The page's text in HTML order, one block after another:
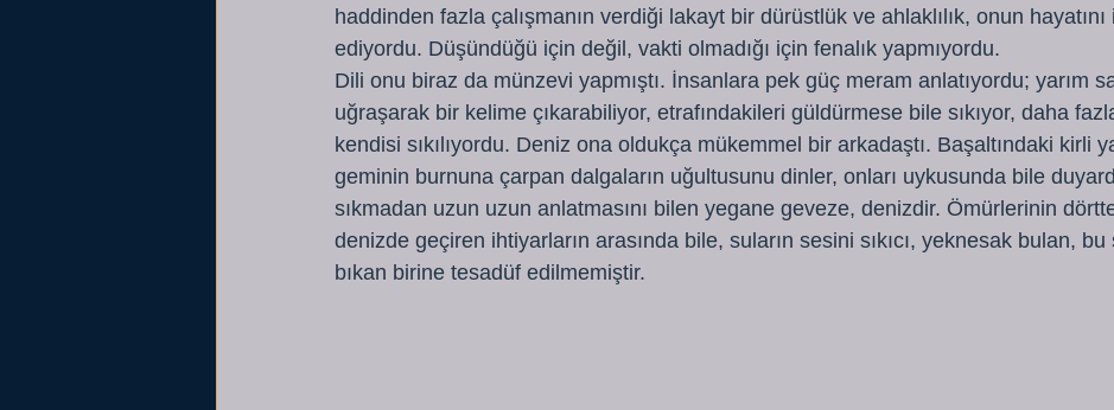
haddinden fazla çalışmanın verdiği lakayt bir dürüstlük ve ahlaklılık, onun hayatını
ediyordu. Düşündüğü için değil, vakti olmadığı için fenalık yapmıyordu.
Dili onu biraz da münzevi yapmıştı. İnsanlara pek güç meram anlatıyordu; yarım
uğraşarak bir kelime çıkarabiliyor, etrafındakileri güldürmese bile sıkıyor, daha
kendisi sıkılıyordu. Deniz ona oldukça mükemmel bir arkadaştı. Başaltındaki kirli
geminin burnuna çarpan dalgaların uğultusunu dinler, onları uykusunda bile
sıkmadan uzun uzun anlatmasını bilen yegane geveze, denizdir. Ömürlerinin
denizde geçiren ihtiyarların arasında bile, suların sesini sıkıcı, yeknesak bulan, bu
bıkan birine tesadüf edilmemiştir.